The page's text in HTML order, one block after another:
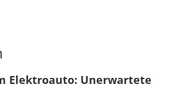
Elektroauto: Unerwartete